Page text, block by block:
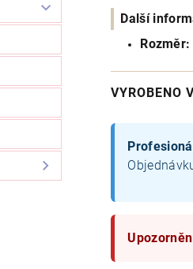
Další
Rozměr:
VYROBENO